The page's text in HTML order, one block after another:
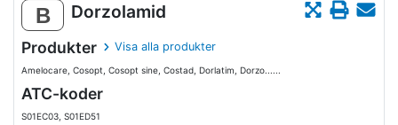
B Dorzolamid
Produkter Visa alla produkter
Amelocare, Cosopt, Cosopt sine, Costad, Dorlatim, Dorzo......
ATC-koder
S01EC03, S01ED51